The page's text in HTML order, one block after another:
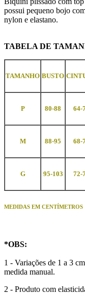
possui pequeno bojo
nylon e elastano.
TABELA DE
TAMANHO BUSTO
P 80-88 64-
M 88-95 68-
G 95-103 72-
MEDIDAS EM CENTÍMETROS
*OBS:
1 - Variações de 1 a 3
medida manual.
2 - Produto com